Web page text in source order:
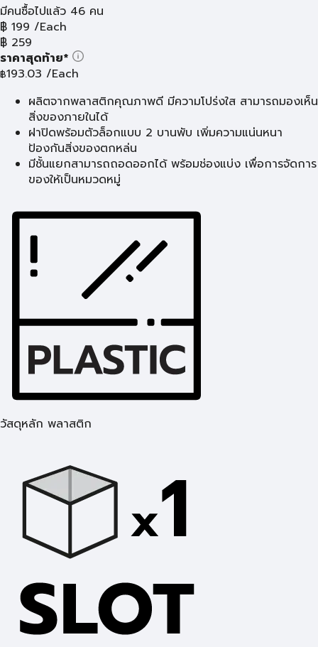
มีคนซื้อไปแล้ว 46 คน
฿ 199 /Each
฿ 259
ราคาสุดท้าย*
฿193.03 /Each
ผลิตจากพลาสติกคุณภาพดี มีความโปร่งใส สามารถมองเห็น
สิ่งของภายในได้
ฝาปิดพร้อมตัวล็อกแบบ 2 บานพับ เพิ่มความแน่นหนา
ป้องกันสิ่งของตกหล่น
มีชั้นแยกสามารถถอดออกได้ พร้อมช่องแบ่ง เพื่อการจัดการ
ของให้เป็นหมวดหมู่
วัสดุหลัก พลาสติก